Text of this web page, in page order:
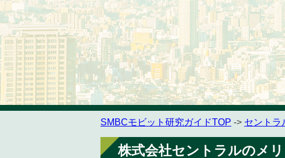
SMBCモビット研究ガイドTOP -> セントラ
株式会社セントラルのメ